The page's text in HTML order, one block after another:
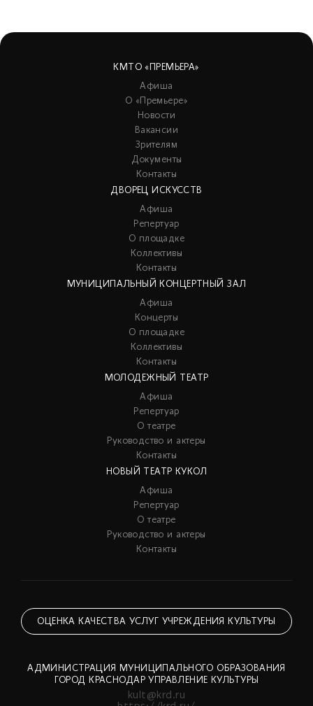
КМТО «ПРЕМЬЕРА»
Афиша
О «Премьере»
Новости
Вакансии
Зрителям
Документы
Контакты
ДВОРЕЦ ИСКУССТВ
Афиша
Репертуар
О площадке
Коллективы
Контакты
МУНИЦИПАЛЬНЫЙ КОНЦЕРТНЫЙ ЗАЛ
Афиша
Концерты
О площадке
Коллективы
Контакты
МОЛОДЕЖНЫЙ ТЕАТР
Афиша
Репертуар
О театре
Руководство и актеры
Контакты
НОВЫЙ ТЕАТР КУКОЛ
Афиша
Репертуар
О театре
Руководство и актеры
Контакты
ОЦЕНКА КАЧЕСТВА УСЛУГ УЧРЕЖДЕНИЯ КУЛЬТУРЫ
АДМИНИСТРАЦИЯ МУНИЦИПАЛЬНОГО ОБРАЗОВАНИЯ
ГОРОД КРАСНОДАР УПРАВЛЕНИЕ КУЛЬТУРЫ
kult@krd.ru